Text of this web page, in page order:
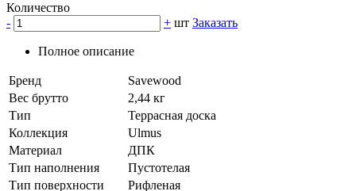
Количество
-
+ шт Заказать
Полное описание
Бренд
Savewood
Вес брутто
2,44 кг
Тип
Террасная доска
Коллекция
Ulmus
Материал
ДПК
Тип наполнения
Пустотелая
Тип поверхности
Рифленая